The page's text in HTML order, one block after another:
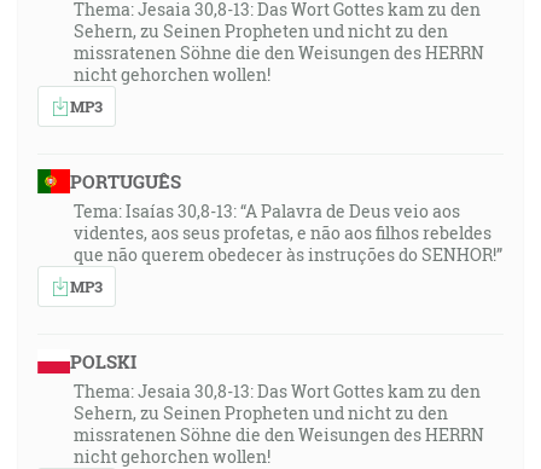
Thema: Jesaia 30,8-13: Das Wort Gottes kam zu den
Sehern, zu Seinen Propheten und nicht zu den
missratenen Söhne die den Weisungen des HERRN
nicht gehorchen wollen!
MP3
PORTUGUÊS
Tema: Isaías 30,8-13: “A Palavra de Deus veio aos
videntes, aos seus profetas, e não aos filhos rebeldes
que não querem obedecer às instruções do SENHOR!”
MP3
POLSKI
Thema: Jesaia 30,8-13: Das Wort Gottes kam zu den
Sehern, zu Seinen Propheten und nicht zu den
missratenen Söhne die den Weisungen des HERRN
nicht gehorchen wollen!